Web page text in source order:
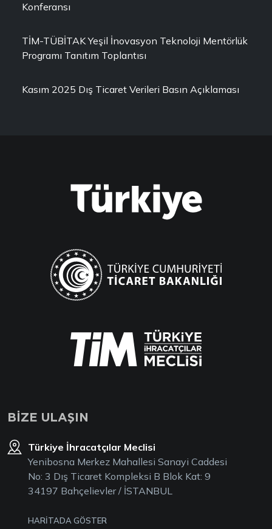
Konferansı
TİM-TÜBİTAK Yeşil İnovasyon Teknoloji Mentörlük
Programı Tanıtım Toplantısı
Kasım 2025 Dış Ticaret Verileri Basın Açıklaması
BİZE ULAŞIN
Türkiye İhracatçılar Meclisi
Yenibosna Merkez Mahallesi Sanayi Caddesi
No: 3 Dış Ticaret Kompleksi B Blok Kat: 9
34197 Bahçelievler / İSTANBUL
HARİTADA GÖSTER